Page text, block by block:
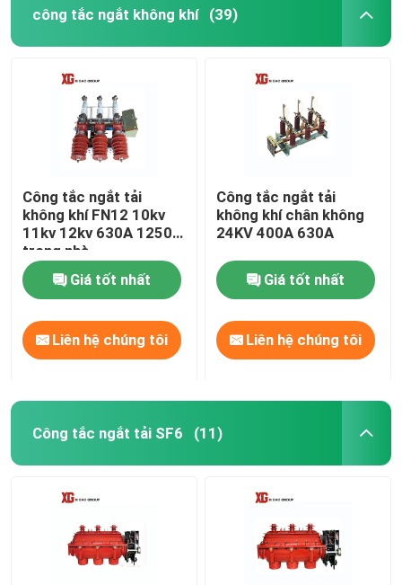
công tắc ngắt không khí (39)
Công tắc ngắt tải
không khí FN12 10kv
11kv 12kv 630A 1250A
trong nhà
Giá tốt nhất
Liên hệ chúng tôi
Công tắc ngắt tải
không khí chân không
24KV 400A 630A
Giá tốt nhất
Liên hệ chúng tôi
Công tắc ngắt tải SF6 (11)